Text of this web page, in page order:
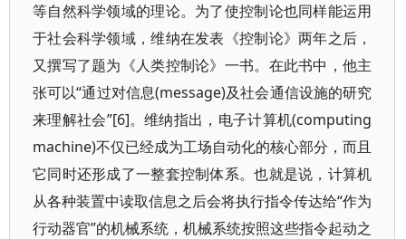
等自然科学领域的理论。为了使控制论也同样能运用
于社会科学领域，维纳在发表《控制论》两年之后，
又撰写了题为《人类控制论》一书。在此书中，他主
张可以“通过对信息(message)及社会通信设施的研究
来理解社会”[6]。维纳指出，电子计算机(computing
machine)不仅已经成为工场自动化的核心部分，而且
它同时还形成了一整套控制体系。也就是说，计算机
从各种装置中读取信息之后会将执行指令传达给“作为
行动器官”的机械系统，机械系统按照这些指令起动之